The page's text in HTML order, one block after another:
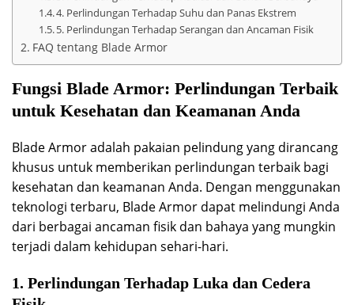
4. Perlindungan Terhadap Suhu dan Panas Ekstrem
5. Perlindungan Terhadap Serangan dan Ancaman Fisik
FAQ tentang Blade Armor
Fungsi Blade Armor: Perlindungan Terbaik
untuk Kesehatan dan Keamanan Anda
Blade Armor adalah pakaian pelindung yang dirancang
khusus untuk memberikan perlindungan terbaik bagi
kesehatan dan keamanan Anda. Dengan menggunakan
teknologi terbaru, Blade Armor dapat melindungi Anda
dari berbagai ancaman fisik dan bahaya yang mungkin
terjadi dalam kehidupan sehari-hari.
1. Perlindungan Terhadap Luka dan Cedera